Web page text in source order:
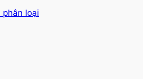
phân loại